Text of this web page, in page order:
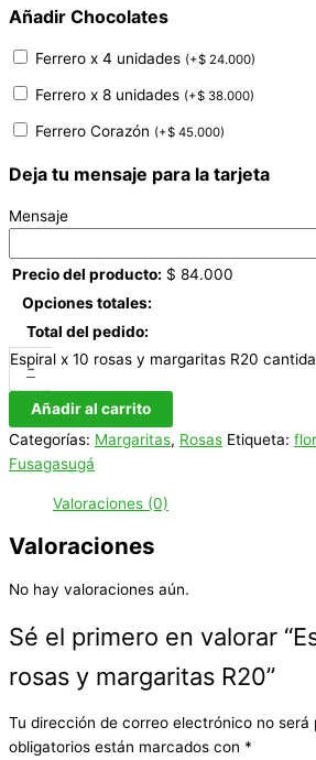
Añadir Chocolates
Ferrero x 4 unidades (+$ 24.000)
Ferrero x 8 unidades (+$ 38.000)
Ferrero Corazón (+$ 45.000)
Deja tu mensaje para la tarjeta
Mensaje
Precio del producto: $ 84.000
Opciones totales:
Total del pedido:
-
Espiral x 10 rosas y margaritas R20
Añadir al carrito
Categorías: Margaritas, Rosas Etiqueta:
Fusagasugá
Valoraciones (0)
Valoraciones
No hay valoraciones aún.
Sé el primero en valorar
rosas y margaritas R20”
Tu dirección de correo electrónico no será
obligatorios están marcados con *